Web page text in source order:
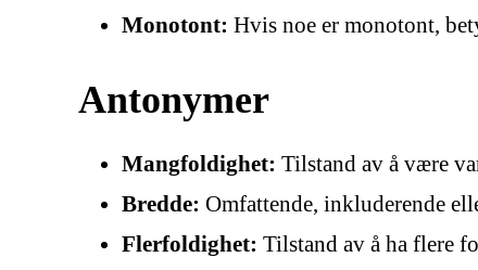
Monotont: Hvis noe er monotont,
Antonymer
Mangfoldighet: Tilstand av å være
Bredde: Omfattende, inkluderende
Flerfoldighet: Tilstand av å ha flere